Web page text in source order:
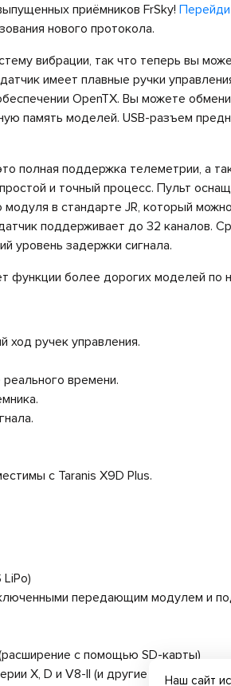
приёмников FrSky!
нового протокола.
вибрации, так что теперь вы
имеет плавные ручки
OpenTX. Вы можете
память моделей. USB-разъем
полная поддержка телеметрии, а
и точный процесс. Пульт
в стандарте JR, который
поддерживает до 32 каналов.
уровень задержки сигнала.
функции более дорогих моделей по
ход ручек управления.
времени.
с Taranis X9D Plus.
передающим модулем и
с помощью SD-карты)
X, D и V8-II (и другие приемники
Наш сайт